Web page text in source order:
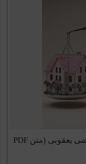
تحلیل کاربردی فک رهن | مدرس: قاضی یعقوبی (متن PDF